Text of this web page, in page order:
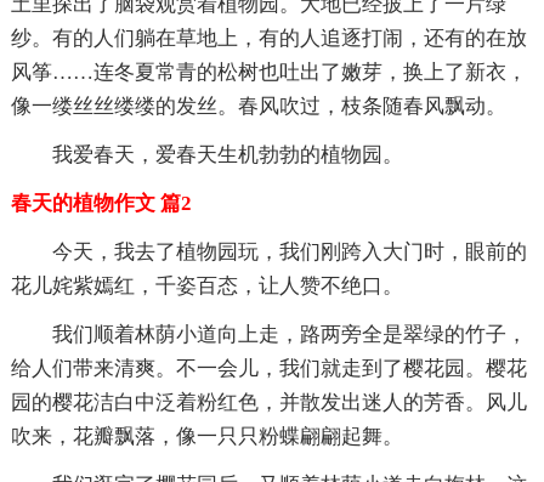
纱。有的人们躺在草地上，有的人追逐打闹，还有的在放
风筝……连冬夏常青的松树也吐出了嫩芽，换上了新衣，
像一缕丝丝缕缕的发丝。春风吹过，枝条随春风飘动。
我爱春天，爱春天生机勃勃的植物园。
春天的植物作文 篇2
今天，我去了植物园玩，我们刚跨入大门时，眼前的
花儿姹紫嫣红，千姿百态，让人赞不绝口。
我们顺着林荫小道向上走，路两旁全是翠绿的竹子，
给人们带来清爽。不一会儿，我们就走到了樱花园。樱花
园的樱花洁白中泛着粉红色，并散发出迷人的芳香。风儿
吹来，花瓣飘落，像一只只粉蝶翩翩起舞。